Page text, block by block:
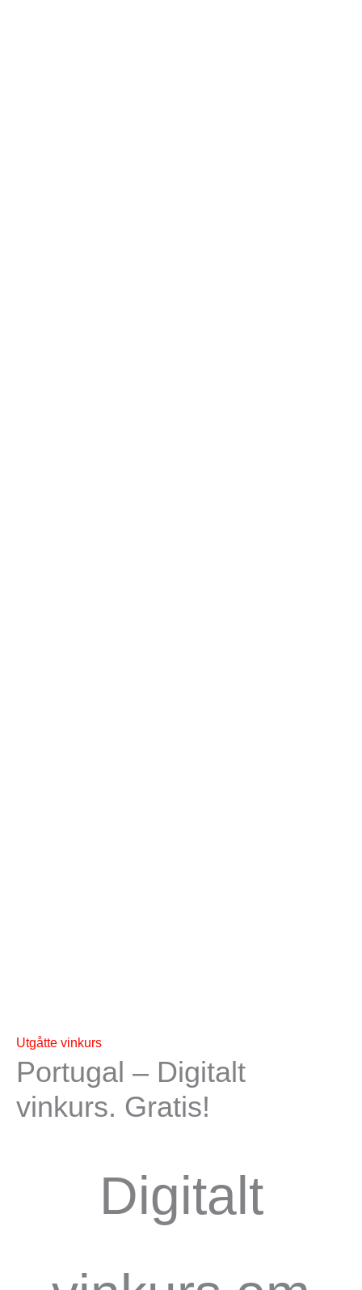
Utgåtte vinkurs
Portugal – Digitalt
vinkurs. Gratis!
Digitalt